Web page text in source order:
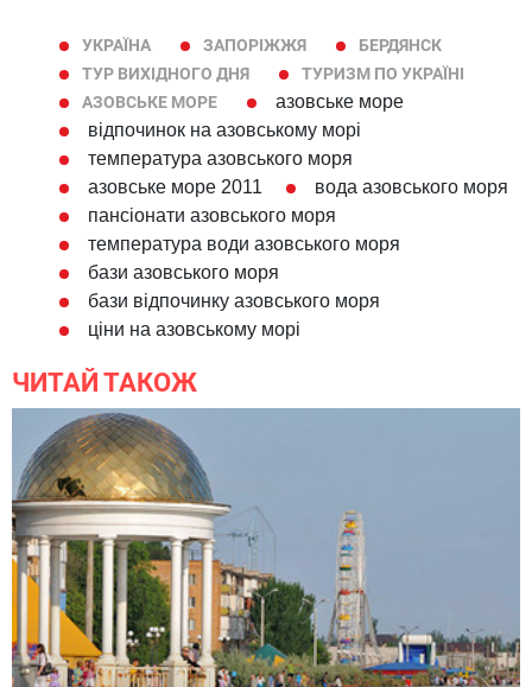
УКРАЇНА ЗАПОРІЖЖЯ
БЕРДЯНСК
ТУР ВИХІДНОГО ДНЯ
ТУРИЗМ ПО УКРАЇНІ
АЗОВСЬКЕ МОРЕ
азовське море
відпочинок нa азовському морі
температура азовського моря
азовське море 2011
вода азовського моря
пансіонати азовського моря
температура води азовського моря
бази азовського моря
бази відпочинку азовського моря
ціни на азовському морі
ЧИТАЙ ТАКОЖ